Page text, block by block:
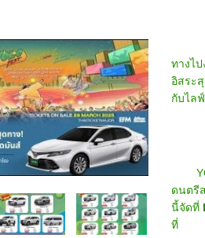
หาก
ทางไ
อิสระ
กับไล
ดนตรี
นี้จัดที่
ที่